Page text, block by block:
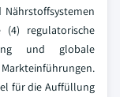
(4) regulatorische
und globale
für die Auffüllung